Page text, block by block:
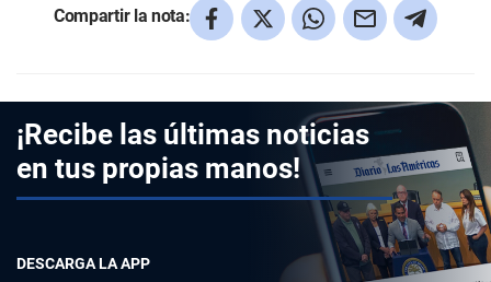
Compartir la nota:
¡Recibe las últimas noticias
en tus propias manos!
DESCARGA LA APP